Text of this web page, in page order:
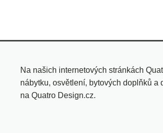
Na našich internetových stránkách
nábytku, osvětlení, bytových doplňků
na Quatro Design.cz.